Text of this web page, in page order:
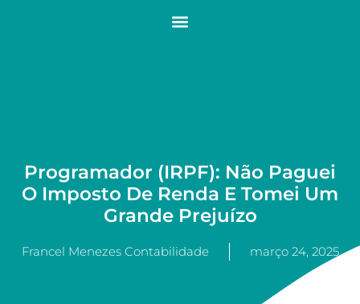
Programador (IRPF): Não Paguei
O Imposto De Renda E Tomei Um
Grande Prejuízo
Francel Menezes Contabilidade março 24, 2025